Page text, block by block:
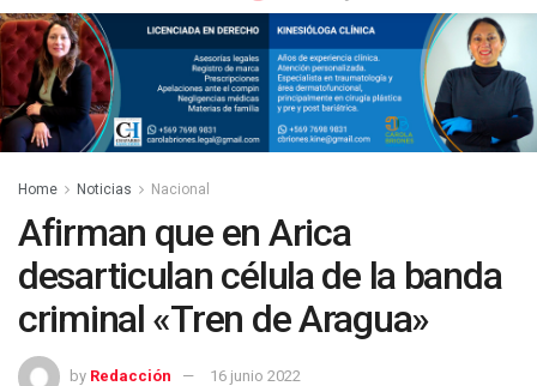
Home Noticias Nacional
Afirman que en Arica
desarticulan célula de la banda
criminal «Tren de Aragua»
by Redacción 16 junio 2022